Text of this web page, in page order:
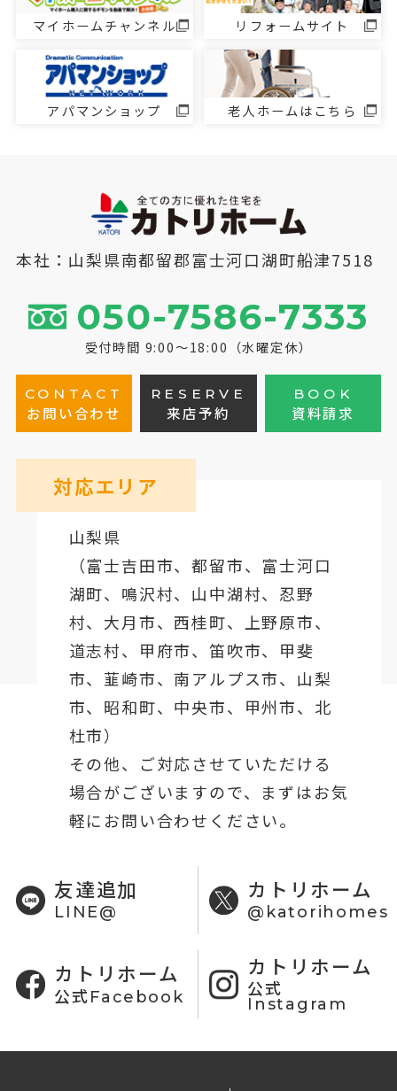
マイホームチャンネル リフォームサイト
アパマンショップ 老人ホームはこちら
本社：山梨県南都留郡富士河口湖町船津7518
050-7586-7333
受付時間 9:00～18:00（水曜定休）
CONTACT
お問い合わせ
RESERVE
来店予約
BOOK
資料請求
対応エリア
山梨県
（富士吉田市、都留市、 富士河口
湖町、鳴沢村、山中湖村、忍野
村、 大月市、西桂町、上野原市、
道志村、 甲府市、笛吹市、甲斐
市、韮崎市、南アルプス市、山梨
市、昭和町、中央市、甲州市、北
杜市）
その他、ご対応させていただける
場合がございますので、まずはお気
軽にお問い合わせください。
友達追加
LINE@
カトリホーム
@katorihomes
カトリホーム
公式Facebook
カトリホーム
公式
Instagram